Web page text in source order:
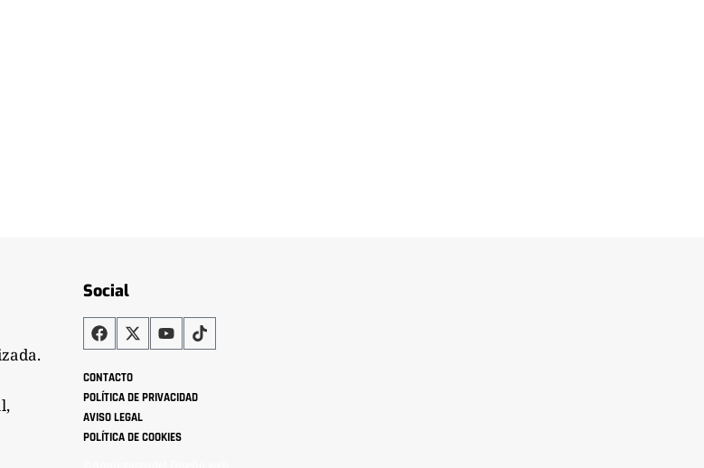
Social
CONTACTO
POLÍTICA DE PRIVACIDAD
AVISO LEGAL
POLÍTICA DE COOKIES